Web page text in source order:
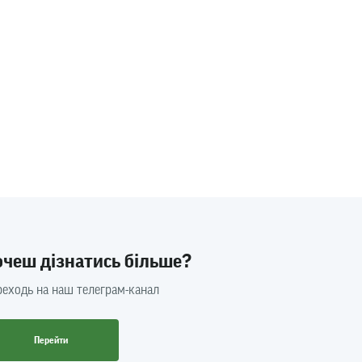
дізнатись більше?
на наш телеграм-канал
Перейти